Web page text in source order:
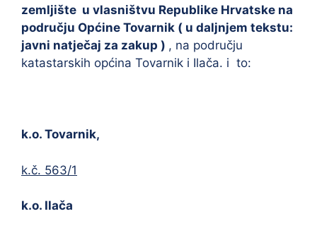
zemljište u vlasništvu Republike Hrvatske na
području Općine Tovarnik ( u daljnjem tekstu:
javni natječaj za zakup ) , na području
katastarskih općina Tovarnik i Ilača. i to:
k.o. Tovarnik,
k.č. 563/1
k.o. Ilača